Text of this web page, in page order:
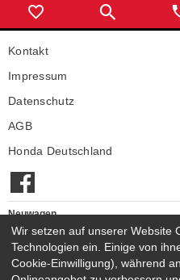
Kontakt
Impressum
Datenschutz
AGB
Honda Deutschland
Neuwagen
Honda Neuwagen
Gebrauchtwagen
Honda Gebrauchtwagen
Wir setzen auf unserer Website
Technologien ein. Einige von
Cookie-Einwilligung), während